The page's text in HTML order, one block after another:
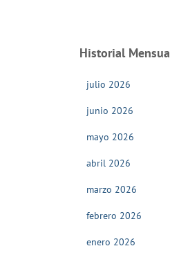
Historial
julio 2026
junio 2026
mayo 2026
abril 2026
marzo 2026
febrero 2026
enero 2026